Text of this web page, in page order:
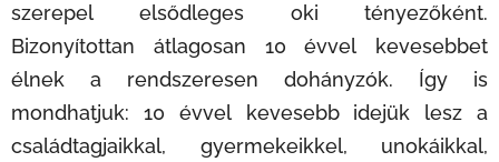
szerepel elsődleges oki tényezőként.
Bizonyítottan átlagosan 10 évvel kevesebbet
élnek a rendszeresen dohányzók. Így is
mondhatjuk: 10 évvel kevesebb idejük lesz a
családtagjaikkal, gyermekeikkel, unokáikkal,